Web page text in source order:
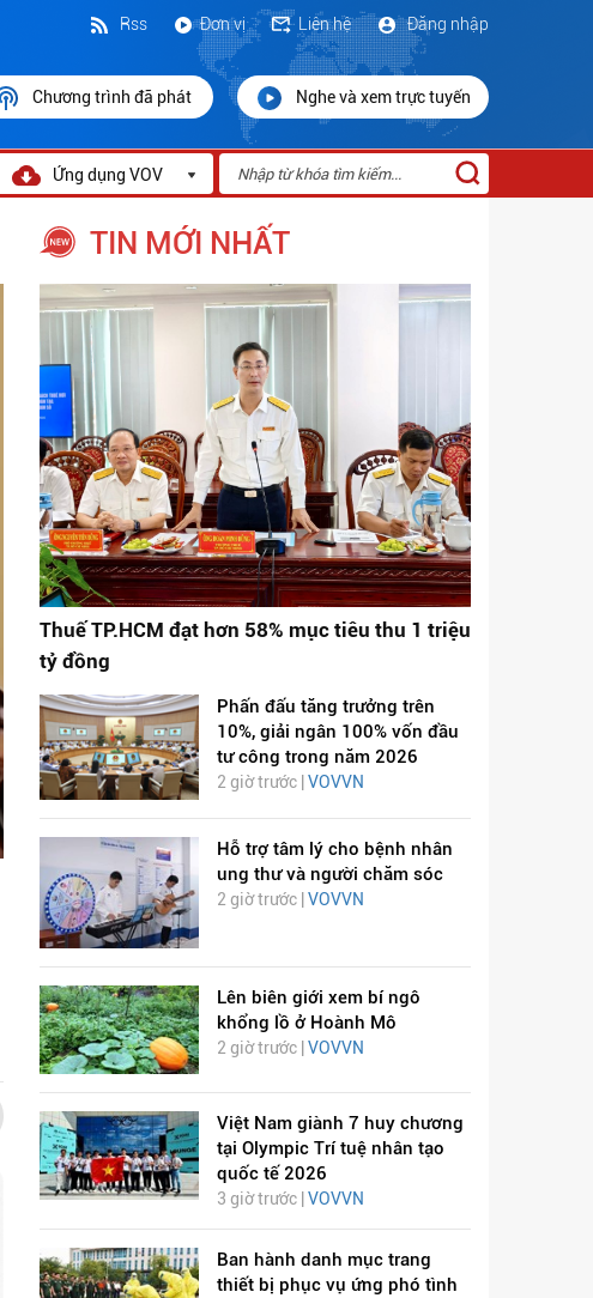
Đăng nhập
Liên hệ
Đơn vị
Rss
Chương trình đã phát Nghe và xem trực tuyến
Ứng dụng VOV
TIN MỚI NHẤT
Thuế TP.HCM đạt hơn 58% mục tiêu thu 1 triệu
tỷ đồng
Phấn đấu tăng trưởng trên
10%, giải ngân 100% vốn đầu
tư công trong năm 2026
2 giờ trước | VOVVN
Hỗ trợ tâm lý cho bệnh nhân
ung thư và người chăm sóc
2 giờ trước | VOVVN
Lên biên giới xem bí ngô
khổng lồ ở Hoành Mô
2 giờ trước | VOVVN
Việt Nam giành 7 huy chương
tại Olympic Trí tuệ nhân tạo
quốc tế 2026
3 giờ trước | VOVVN
Ban hành danh mục trang
thiết bị phục vụ ứng phó tình